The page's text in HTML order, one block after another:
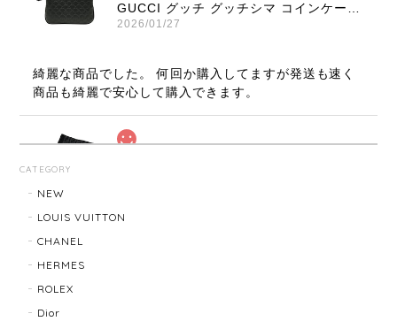
GUCCI グッチ グッチシマ コインケース ブラック 9347-202212
2026/01/27
綺麗な商品でした。 何回か購入してますが発送も速く
商品も綺麗で安心して購入できます。
ち過ぎずよく見るとFENDIなのが良いです、まだまだ
寒いのでたくさん使います。
CATEGORY
NEW
LOUIS VUITTON
CHANEL
HERMES
ROLEX
Dior